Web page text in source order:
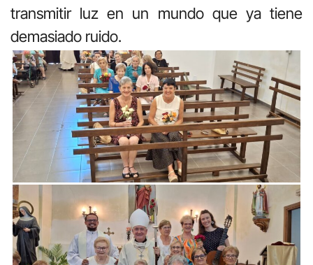
transmitir luz en un mundo que ya tiene
demasiado ruido.